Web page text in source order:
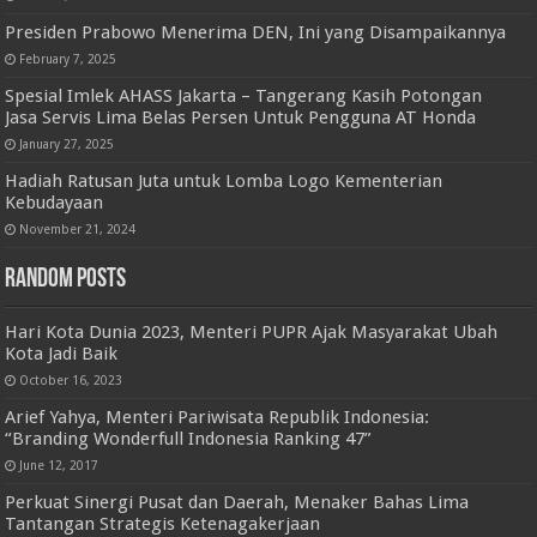
Presiden Prabowo Menerima DEN, Ini yang Disampaikannya
February 7, 2025
Spesial Imlek AHASS Jakarta – Tangerang Kasih Potongan
Jasa Servis Lima Belas Persen Untuk Pengguna AT Honda
January 27, 2025
Hadiah Ratusan Juta untuk Lomba Logo Kementerian
Kebudayaan
November 21, 2024
Random Posts
Hari Kota Dunia 2023, Menteri PUPR Ajak Masyarakat Ubah
Kota Jadi Baik
October 16, 2023
Arief Yahya, Menteri Pariwisata Republik Indonesia:
“Branding Wonderfull Indonesia Ranking 47”
June 12, 2017
Perkuat Sinergi Pusat dan Daerah, Menaker Bahas Lima
Tantangan Strategis Ketenagakerjaan